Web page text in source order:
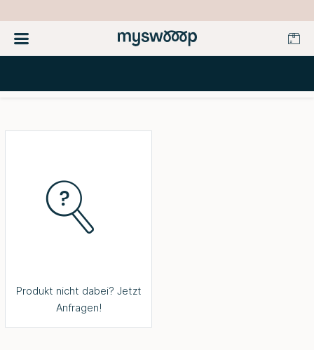
Produkt nicht dabei? Jetzt
Anfragen!